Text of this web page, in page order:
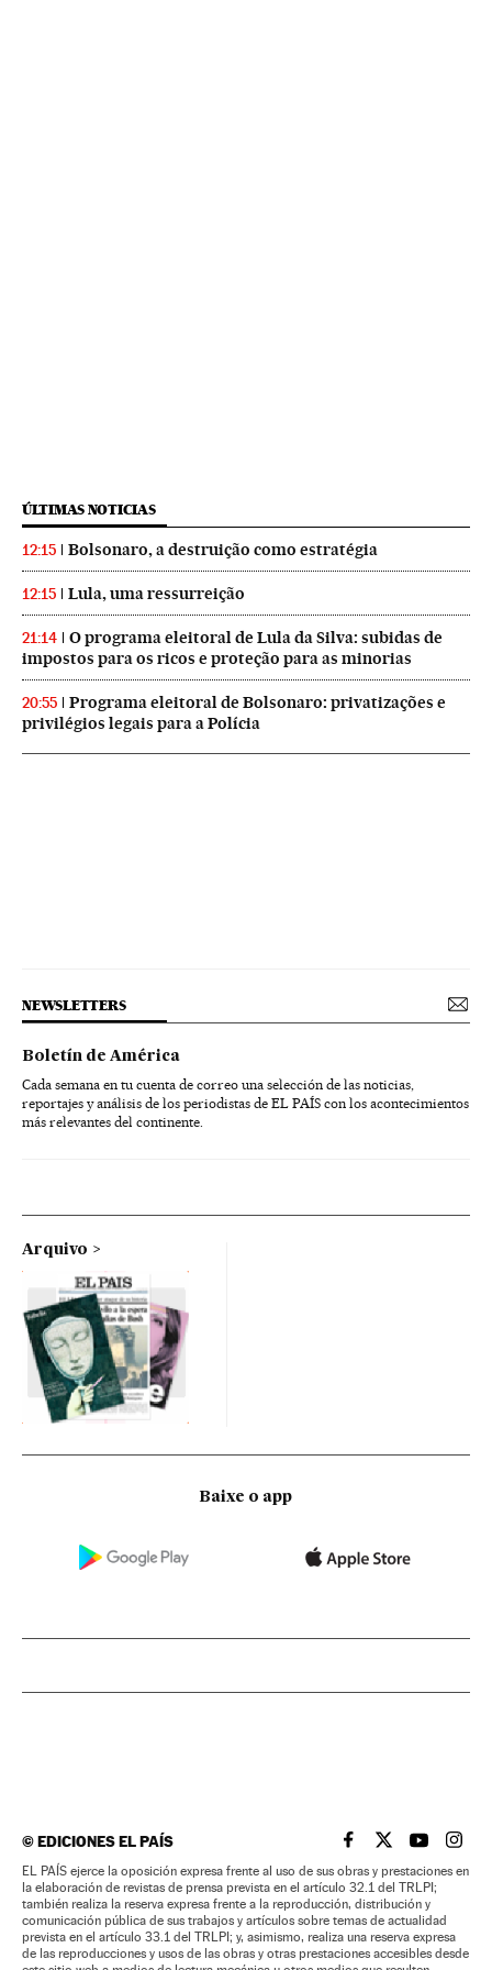
ÚLTIMAS NOTICIAS
12:15 Bolsonaro, a destruição como estratégia
12:15 Lula, uma ressurreição
21:14
O programa eleitoral de Lula da Silva: subidas de
impostos para os ricos e proteção para as minorias
20:55
Programa eleitoral de Bolsonaro: privatizações e
privilégios legais para a Polícia
NEWSLETTERS
Boletín de América
Cada semana en tu cuenta de correo una selección de las noticias,
reportajes y análisis de los periodistas de EL PAÍS con los acontecimientos
más relevantes del continente.
Arquivo
Baixe o app
©EDICIONES EL PAÍS EL PAÍS BRASIL EN
EL PAÍSEL PAÍS
EL
EL PAÍS ejerce la oposición expresa frente al uso de sus obras y prestaciones en
la elaboración de revistas de prensa prevista en el artículo 32.1 del TRLPI;
también realiza la reserva expresa frente a la reproducción, distribución y
comunicación pública de sus trabajos y artículos sobre temas de actualidad
prevista en el artículo 33.1 del TRLPI; y, asimismo, realiza una reserva expresa
de las reproducciones y usos de las obras y otras prestaciones accesibles desde